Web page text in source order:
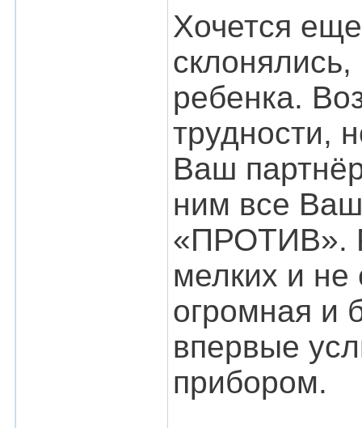
Хочется
ребенка.
трудности,
Ваш
ним все
«ПРОТИВ».
мелких и не
огромная и
впервые
прибором.